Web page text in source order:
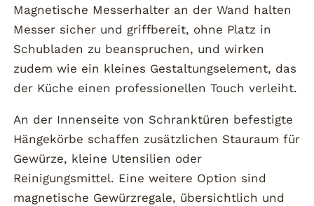
Magnetische Messerhalter an der Wand halten
Messer sicher und griffbereit, ohne Platz in
Schubladen zu beanspruchen, und wirken
zudem wie ein kleines Gestaltungselement, das
der Küche einen professionellen Touch verleiht.
An der Innenseite von Schranktüren befestigte
Hängekörbe schaffen zusätzlichen Stauraum für
Gewürze, kleine Utensilien oder
Reinigungsmittel. Eine weitere Option sind
magnetische Gewürzregale, übersichtlich und